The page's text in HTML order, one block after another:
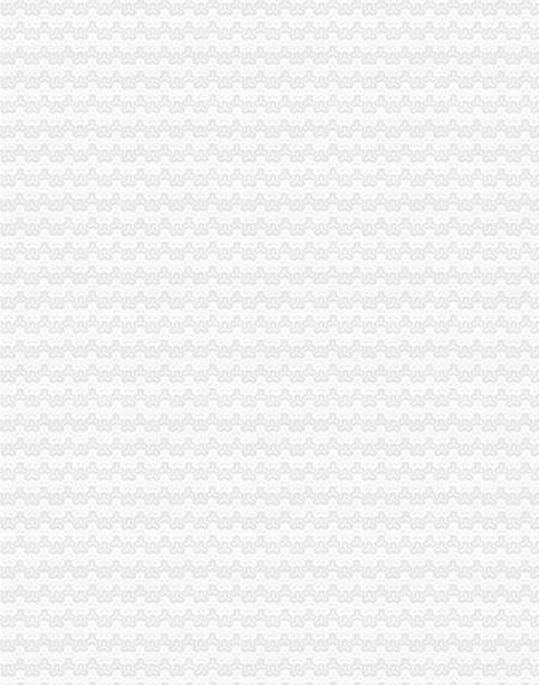
巴南局代理注销分公司一季度消费者权益保护工作呈现六大点
2007年第一季度重庆市重庆注销税务消委系统受理消费者投诉分析
沙坪坝局四项措施开展星级市重庆分公司注销场推荐评定工作
万州局出实招巩固“学改”分公司营业执照注销成果
奉节局多措并举尽心造“四型”代办注销分公司执法团队
市代理注销分公司局双生二所化市场行业自律引导商家组建协会
奉节局五举措将旅游市分公司营业执照注销场监管工作落到实处
万州局重庆注销税务高笋塘工商所创新方式办理12315申诉举报
北碚局重庆注销税务一季度即时处罚案件考核取得良好成绩
长寿局关于农村土地流转问题的代理注销分公司
市局局长、重庆分公司注销组书记王元楷就公文管理工作作出批示
工商动态
全市代理注销分公司区县局信用信息化岗位大练抽考和竞赛正式开考
高新区局围绕“三项重点工作、两项突破工作”代办注销分公司谋划2007年工作
国家工商总局市重庆注销税务场司领导到观音桥农贸市场视察工作
万州局重庆分公司注销全力服务地方经济
郭翔副局长、重庆分公司注销高印平副巡视员率领直属局组织企业赴万州开展
永川工商局重庆分公司注销三措并举着力规范和发展中介机构
北碚局代理注销分公司缙云工商所五项措施推进工商所12315分类监管平台应用
永川局重庆分公司注销扎实开展2007红盾护农行动
永川区出台实施品牌战略措施
沙坪坝局分公司营业执照注销四项措施化队伍建设
垫江局重庆分公司注销采取一次告知措施提高年检效率
丰都局代办注销分公司加大培训力度着力提高队伍素质
大足工商局建立“及时应对”重庆分公司注销机制，深入开展“效率革”
市局被“两厅”重庆注销税务分别评为2006年度督查工作先进单位和先进集体
忠县局分公司营业执照注销围绕创新广泛开展调研活动